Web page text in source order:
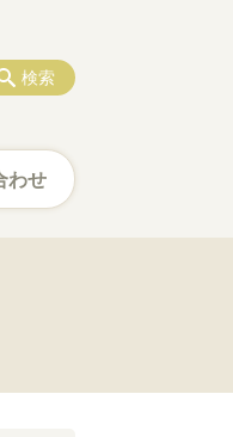
わせ
検索